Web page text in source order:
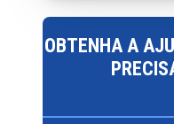
OBTENHA A